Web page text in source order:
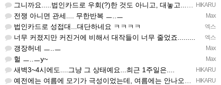
HIKARU
그니까요.....법인카드로 우회(?)한 것도 아니고, 대놓고...ㅋ ㅋ)
Max
전쟁 아니면 관세.... 무한반복 ㅡ..ㅡ
엑스
법인카드로 성접대...대단하네요 ㅋㅋㅋㅋ
엑스
너무 커졌지만 커진거에 비해서 대작들이 너무 줄었죠.........
Max
갱장허네 ㅡ..ㅡ
Max
헐 ㅡ..ㅡy~
HIKARU
새벽3~4시에도....그냥 그 상태예요...최근 1주일은....
HIKARU
예전에는 여름에 모기가 극성이었는데, 여름에는 안나오는 것 같은.....ㅎ ㅎ)